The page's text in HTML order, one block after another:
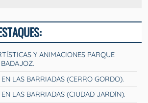
Y ANIMACIONES PARQUE
LAS BARRIADAS (CERRO GORDO).
LAS BARRIADAS (CIUDAD JARDÍN).